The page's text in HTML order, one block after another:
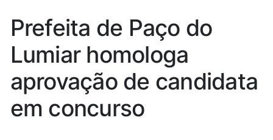
FPM”
de
FPM
Prefeita de Paço do
Lumiar homologa
aprovação de candidata
em concurso